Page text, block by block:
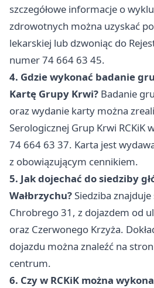
szczegółowe informacje o
zdrowotnych można uzyskać
lekarskiej lub dzwoniąc do
numer 74 664 63 45.
4. Gdzie wykonać badanie
Kartę Grupy Krwi? Badanie
oraz wydanie karty można
Serologicznej Grup Krwi RCKiK
74 664 63 37. Karta jest
z obowiązującym cennikiem.
5. Jak dojechać do siedziby
Wałbrzychu?Siedziba znajduje
Chrobrego 31, z dojazdem od
oraz Czerwonego Krzyża.
dojazdu można znaleźć na
centrum.
6. Czy w RCKiK można